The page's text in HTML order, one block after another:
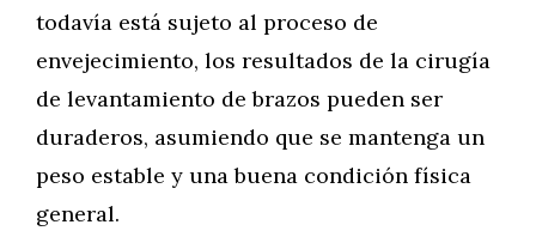
todavía está sujeto al proceso de
envejecimiento, los resultados de la cirugía
de levantamiento de brazos pueden ser
duraderos, asumiendo que se mantenga un
peso estable y una buena condición física
general.